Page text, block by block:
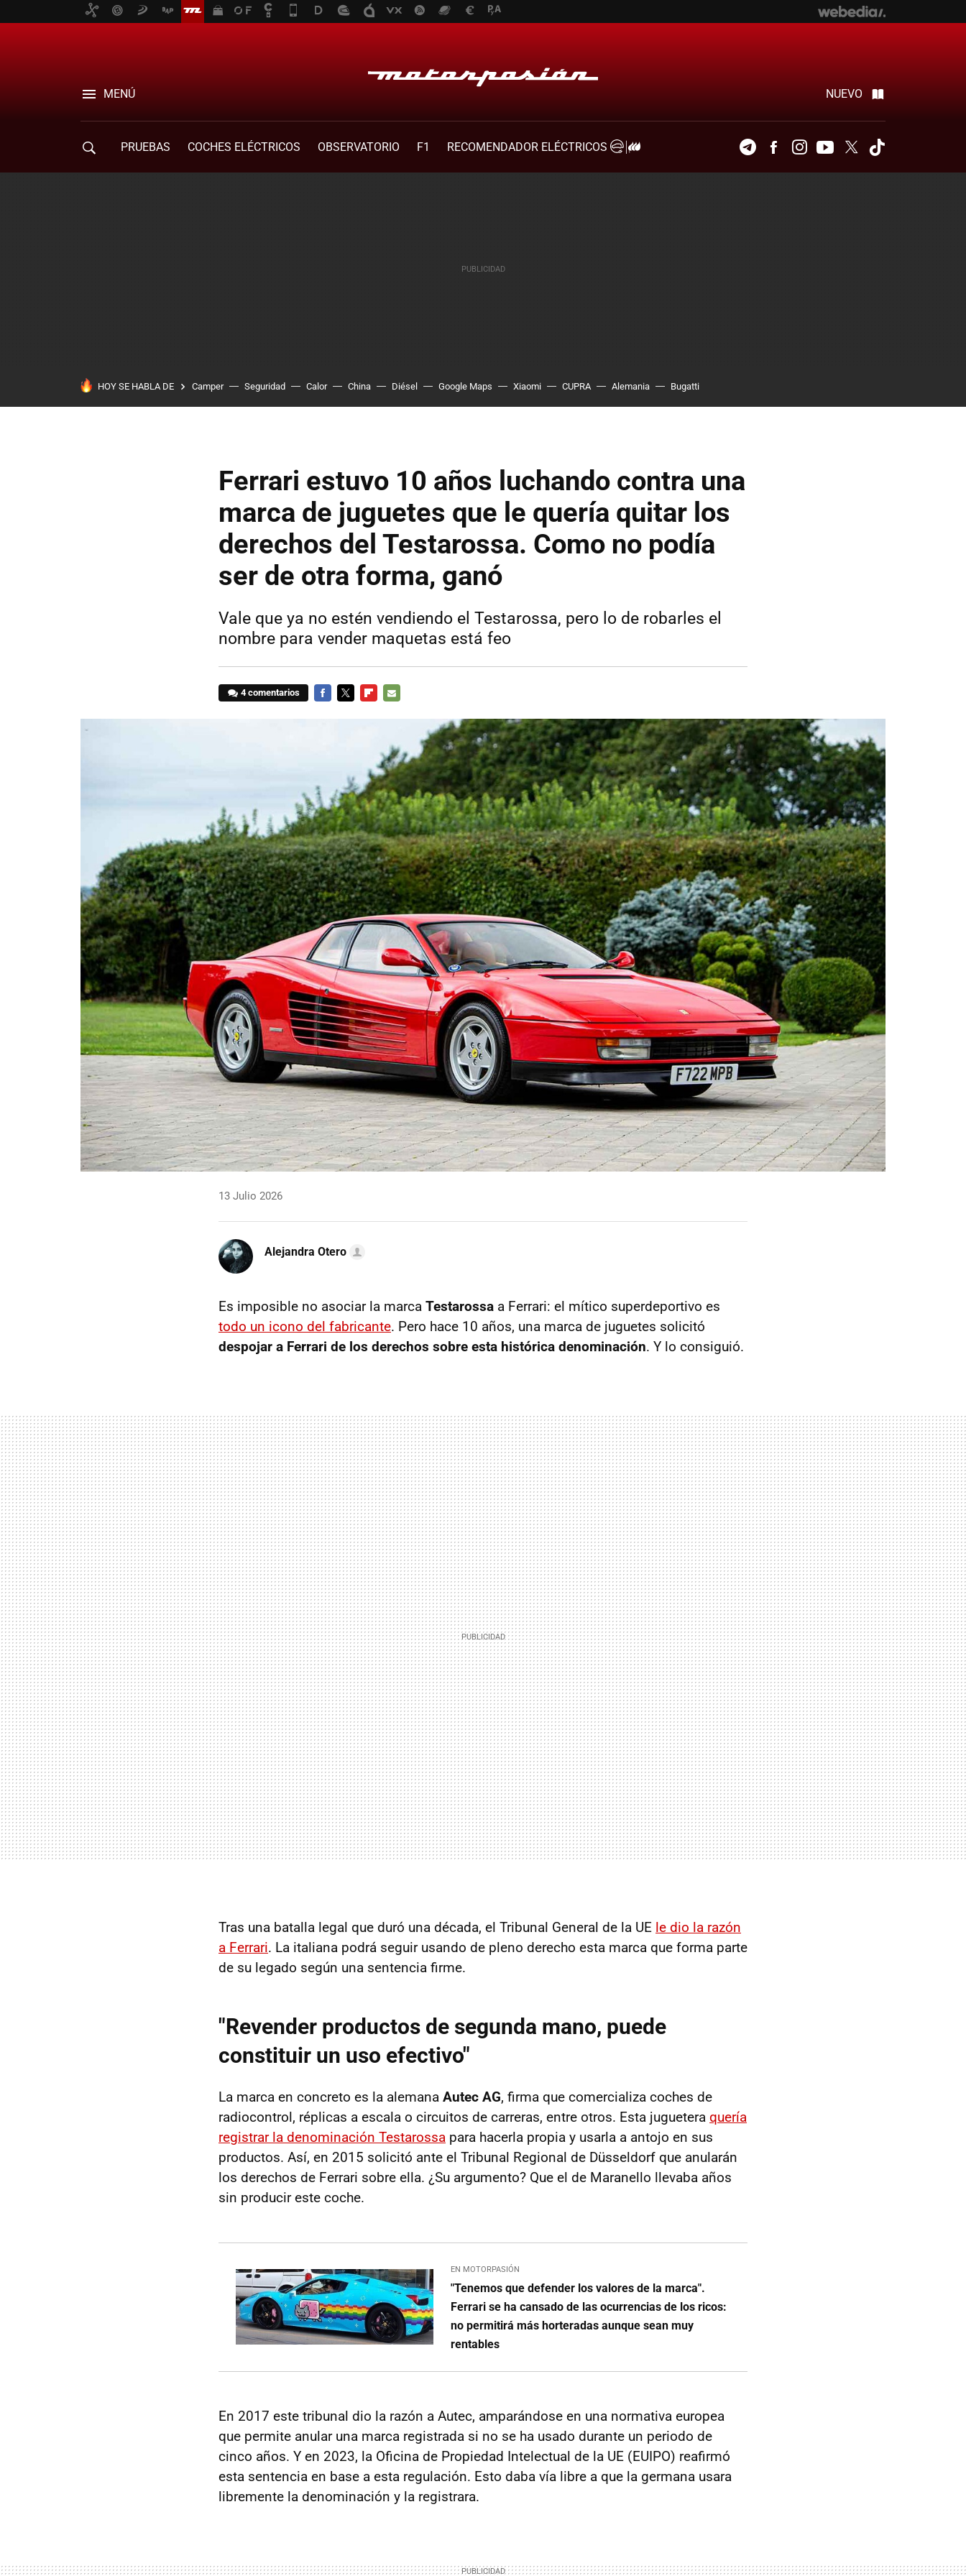
MENÚ NUEVO
PRUEBAS COCHES ELÉCTRICOS OBSERVATORIO F1
RECOMENDADOR ELÉCTRICOS
TelegramFacebookInstagramYoutubeTwitter
HOY SE HABLA DE Camper Seguridad Calor China Diésel Google Maps Xiaomi CUPRA Alemania Bugatti
Ferrari estuvo 10 años luchando contra una
marca de juguetes que le quería quitar los
derechos del Testarossa. Como no podía
ser de otra forma, ganó
Vale que ya no estén vendiendo el Testarossa, pero lo de robarles el
nombre para vender maquetas está feo
4 comentarios
13 Julio 2026
Alejandra Otero
Es imposible no asociar la marca Testarossa a Ferrari: el mítico superdeportivo es
todo un icono del fabricante. Pero hace 10 años, una marca de juguetes solicitó
despojar a Ferrari de los derechos sobre esta histórica denominación. Y lo consiguió.
Tras una batalla legal que duró una década, el Tribunal General de la UE le dio la razón
a Ferrari. La italiana podrá seguir usando de pleno derecho esta marca que forma parte
de su legado según una sentencia firme.
"Revender productos de segunda mano, puede
constituir un uso efectivo"
La marca en concreto es la alemana Autec AG, firma que comercializa coches de
radiocontrol, réplicas a escala o circuitos de carreras, entre otros. Esta juguetera quería
registrar la denominación Testarossa para hacerla propia y usarla a antojo en sus
productos. Así, en 2015 solicitó ante el Tribunal Regional de Düsseldorf que anularán
los derechos de Ferrari sobre ella. ¿Su argumento? Que el de Maranello llevaba años
sin producir este coche.
EN MOTORPASIÓN
"Tenemos que defender los valores de la marca".
Ferrari se ha cansado de las ocurrencias de los ricos:
no permitirá más horteradas aunque sean muy
rentables
En 2017 este tribunal dio la razón a Autec, amparándose en una normativa europea
que permite anular una marca registrada si no se ha usado durante un periodo de
cinco años. Y en 2023, la Oficina de Propiedad Intelectual de la UE (EUIPO) reafirmó
esta sentencia en base a esta regulación. Esto daba vía libre a que la germana usara
libremente la denominación y la registrara.